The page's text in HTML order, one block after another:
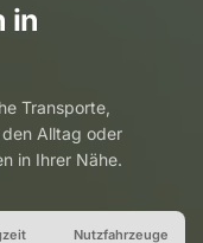
in
Transporte,
Alltag oder
in Ihrer Nähe.
Nutzfahrzeuge